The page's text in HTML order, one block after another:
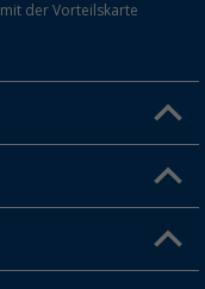
mit der Vorteilskarte